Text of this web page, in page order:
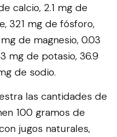
calcio, 2.1 mg de
321 mg de fósforo,
de magnesio, 0.03
mg de potasio, 36.9
de sodio.
las cantidades de
100 gramos de
jugos naturales,